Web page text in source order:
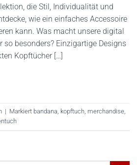
die Stil, Individualität und
wie ein einfaches Accessoire
kann. Was macht unsere digital
so besonders? Einzigartige Designs
Kopftücher […]
| Markiert bandana, kopftuch, merchandise,